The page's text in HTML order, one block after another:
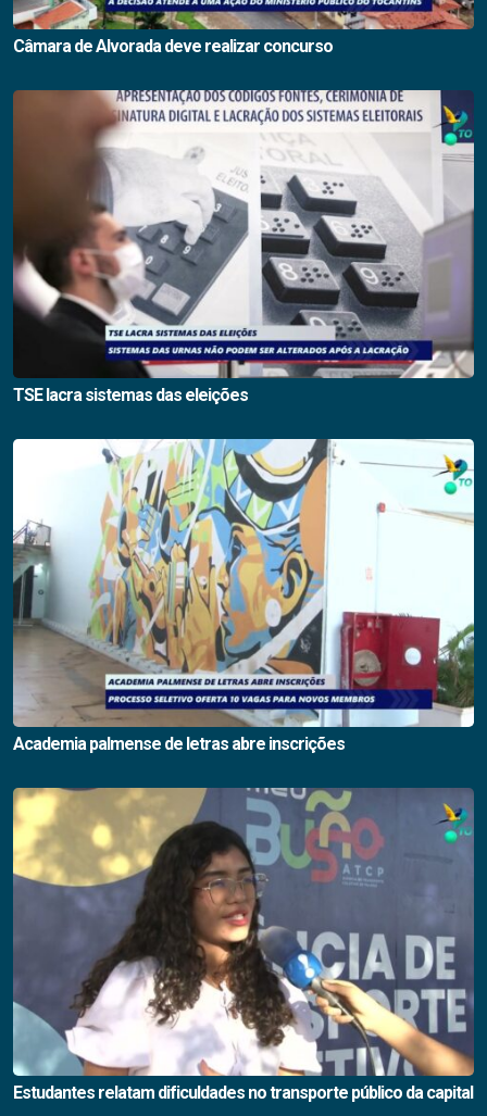
Câmara de Alvorada deve realizar concurso
TSE lacra sistemas das eleições
Academia palmense de letras abre inscrições
Estudantes relatam dificuldades no transporte público da capital